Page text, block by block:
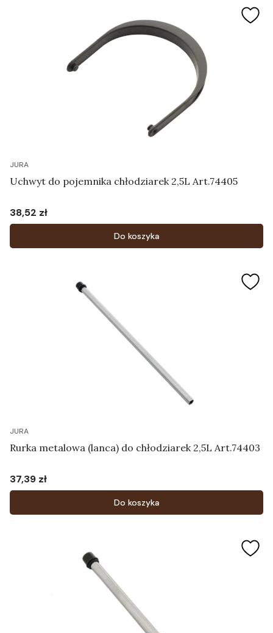
JURA
Uchwyt do pojemnika chłodziarek 2,5L Art.74405
Cena
38,52 zł
Do koszyka
JURA
Rurka metalowa (lanca) do chłodziarek 2,5L Art.74403
Cena
37,39 zł
Do koszyka